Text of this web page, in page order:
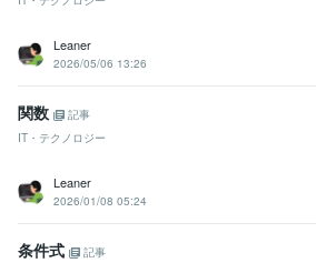
Leaner
2026/05/06 13:26
関数
記事
IT・テクノロジー
Leaner
2026/01/08 05:24
条件式
記事